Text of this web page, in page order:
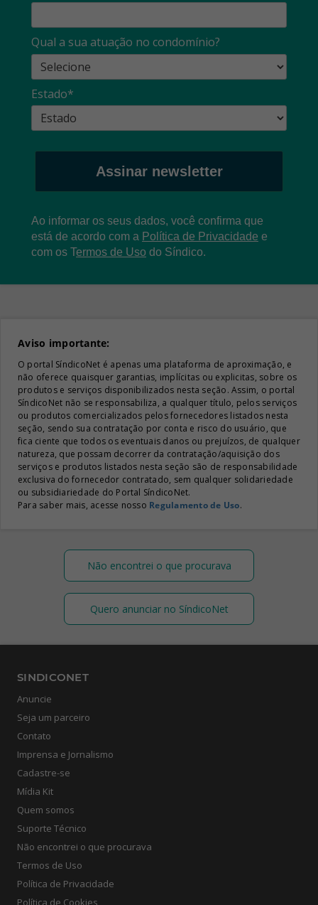
Qual a sua atuação no condomínio?
Estado*
Assinar newsletter
Ao informar os seus dados, você confirma que
está de acordo com a Política de Privacidade e
com os Termos de Uso do Síndico.
Aviso importante:
O portal SíndicoNet é apenas uma plataforma de aproximação, e
não oferece quaisquer garantias, implícitas ou explicitas, sobre os
produtos e serviços disponibilizados nesta seção. Assim, o portal
SíndicoNet não se responsabiliza, a qualquer título, pelos serviços
ou produtos comercializados pelos fornecedores listados nesta
seção, sendo sua contratação por conta e risco do usuário, que
fica ciente que todos os eventuais danos ou prejuízos, de qualquer
natureza, que possam decorrer da contratação/aquisição dos
serviços e produtos listados nesta seção são de responsabilidade
exclusiva do fornecedor contratado, sem qualquer solidariedade
ou subsidiariedade do Portal SíndicoNet.
Para saber mais, acesse nosso Regulamento de Uso.
Não encontrei o que procurava
Quero anunciar no SíndicoNet
SINDICONET
Anuncie
Seja um parceiro
Contato
Imprensa e Jornalismo
Cadastre-se
Mídia Kit
Quem somos
Suporte Técnico
Não encontrei o que procurava
Termos de Uso
Política de Privacidade
Política de Cookies